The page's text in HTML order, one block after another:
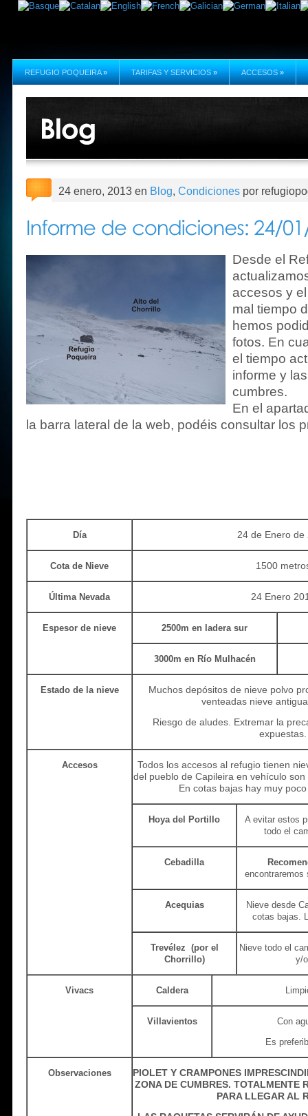
REFUGIO POQUEIRA » TARIFAS Y SERVICIOS » ACCESOS »
24 enero, 2013 en Blog, Condiciones por
Desde el
accesos y
mal tiempo
hemos
fotos. En
el tiempo
informe y
cumbres.
En el
la barra lateral de la web, podéis consultar los
Día 24 de Enero de
Cota de Nieve 1500
Última Nevada 24 Enero
Espesor de nieve 2500m en ladera sur
3000m en Río Mulhacén
Estado de la nieve
Muchos depósitos de nieve polvo
venteadas nieve
Riesgo de aludes. Extremar la
expuestas.
Accesos
Todos los accesos al refugio tienen
del pueblo de Capileira en vehículo
En cotas bajas hay muy
Hoya del Portillo
A evitar estos
todo el
Cebadilla
encontraremos
Acequias
Nieve desde
cotas bajas.
Trevélez (por el
Chorrillo)
Nieve todo el
y/
Vivacs Caldera
Villavientos
Con
Es
Observaciones
PIOLET Y CRAMPONES
ZONA DE CUMBRES. TOTALMENTE
PARA LLEGAR AL